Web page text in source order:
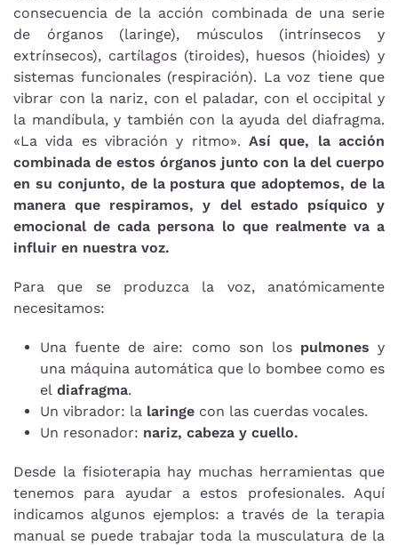
consecuencia de la acción combinada de una serie
de órganos (laringe), músculos (intrínsecos y
extrínsecos), cartílagos (tiroides), huesos (hioides) y
sistemas funcionales (respiración). La voz tiene que
vibrar con la nariz, con el paladar, con el occipital y
la mandíbula, y también con la ayuda del diafragma.
«La vida es vibración y ritmo». Así que, la acción
combinada de estos órganos junto con la del cuerpo
en su conjunto, de la postura que adoptemos, de la
manera que respiramos, y del estado psíquico y
emocional de cada persona lo que realmente va a
influir en nuestra voz.
Para que se produzca la voz, anatómicamente
necesitamos:
Una fuente de aire: como son los pulmones y
una máquina automática que lo bombee como es
el diafragma.
Un vibrador: la laringe con las cuerdas vocales.
Un resonador: nariz, cabeza y cuello.
Desde la fisioterapia hay muchas herramientas que
tenemos para ayudar a estos profesionales. Aquí
indicamos algunos ejemplos: a través de la terapia
manual se puede trabajar toda la musculatura de la